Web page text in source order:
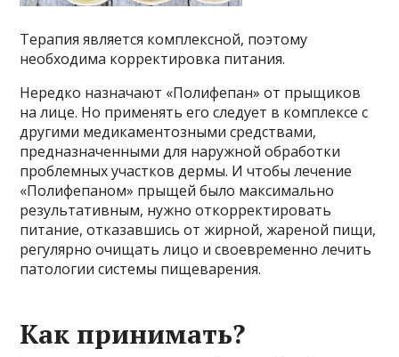
Терапия является комплексной, поэтому
необходима корректировка питания.
Нередко назначают «Полифепан» от прыщиков
на лице. Но применять его следует в комплексе с
другими медикаментозными средствами,
предназначенными для наружной обработки
проблемных участков дермы. И чтобы лечение
«Полифепаном» прыщей было максимально
результативным, нужно откорректировать
питание, отказавшись от жирной, жареной пищи,
регулярно очищать лицо и своевременно лечить
патологии системы пищеварения.
Как принимать?